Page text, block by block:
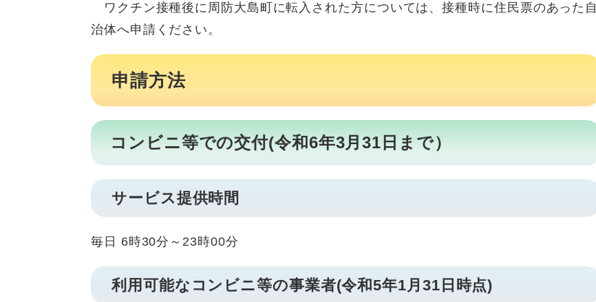
ワクチン接種後に周防大島町に転入された方については、接種時に住民票のあった自
治体へ申請ください。
申請方法
コンビニ等での交付(令和6年3月31日まで）
サービス提供時間
毎日 6時30分～23時00分
利用可能なコンビニ等の事業者(令和5年1月31日時点)